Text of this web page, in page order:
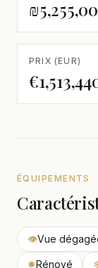
PRIX (EUR)
ÉQUIPEMENTS
👁Vue
✹Rénové